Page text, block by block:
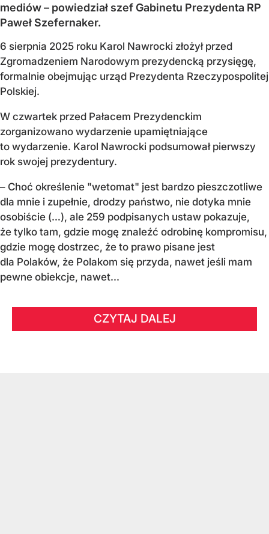
mediów – powiedział szef Gabinetu Prezydenta RP
Paweł Szefernaker.
6 sierpnia 2025 roku Karol Nawrocki złożył przed
Zgromadzeniem Narodowym prezydencką przysięgę,
formalnie obejmując urząd Prezydenta Rzeczypospolitej
Polskiej.
W czwartek przed Pałacem Prezydenckim
zorganizowano wydarzenie upamiętniające
to wydarzenie. Karol Nawrocki podsumował pierwszy
rok swojej prezydentury.
– Choć określenie "wetomat" jest bardzo pieszczotliwe
dla mnie i zupełnie, drodzy państwo, nie dotyka mnie
osobiście (…), ale 259 podpisanych ustaw pokazuje,
że tylko tam, gdzie mogę znaleźć odrobinę kompromisu,
gdzie mogę dostrzec, że to prawo pisane jest
dla Polaków, że Polakom się przyda, nawet jeśli mam
pewne obiekcje, nawet...
CZYTAJ DALEJ